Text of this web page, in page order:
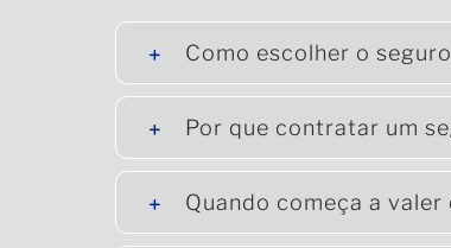
Como escolher o
Por que contratar um
Quando começa a valer